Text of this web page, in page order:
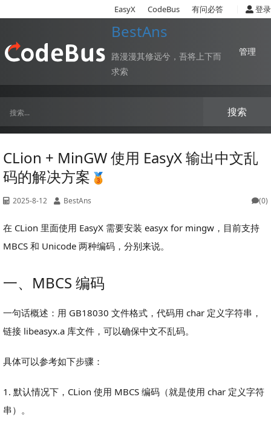
EasyX CodeBus 有问必答 登录
BestAns
路漫漫其修远兮，吾将上下而
求索
管理
CLion + MinGW 使用 EasyX 输出中文乱
码的解决方案
2025-8-12 BestAns (0)
在 CLion 里面使用 EasyX 需要安装 easyx for mingw，目前支持
MBCS 和 Unicode 两种编码，分别来说。
一、MBCS 编码
一句话概述：用 GB18030 文件格式，代码用 char 定义字符串，
链接 libeasyx.a 库文件，可以确保中文不乱码。
具体可以参考如下步骤：
1. 默认情况下，CLion 使用 MBCS 编码（就是使用 char 定义字符
串）。
搜索